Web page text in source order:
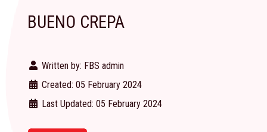
BUENO CREPA
Written by: FBS admin
Created: 05 February 2024
Last Updated: 05 February 2024